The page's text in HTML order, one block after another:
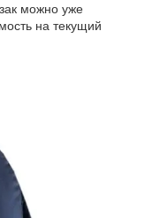
можно уже
на текущий